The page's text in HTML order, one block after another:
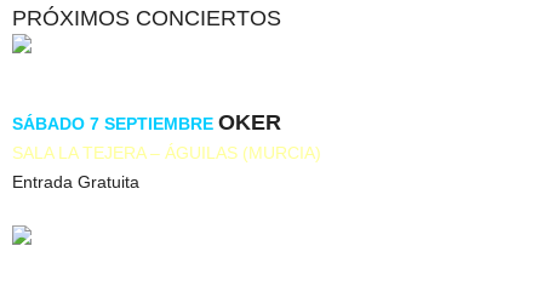
PRÓXIMOS CONCIERTOS
SÁBADO 7 SEPTIEMBRE OKER
SALA LA TEJERA – ÁGUILAS (MURCIA)
Entrada Gratuita